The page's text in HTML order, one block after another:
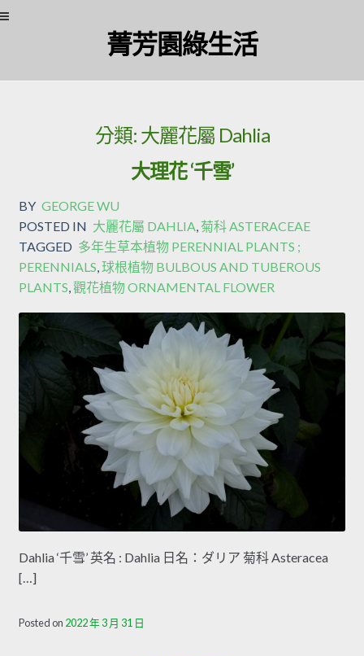
菁芳園綠生活
分類: 大麗花屬 Dahlia
大理花 ‘千雪’
BY GEORGE WU
POSTED IN 大麗花屬 DAHLIA, 菊科 ASTERACEAE
TAGGED 多年生草本植物 PERENNIAL PLANTS ;
PERENNIALS,球根植物 BULBOUS AND TUBEROUS
PLANTS,觀花植物 ORNAMENTAL FLOWER
Dahlia ‘千雪’ 英名 : Dahlia 日名：ダリア 菊科 Asteracea
[…]
Posted on 2022 年 3 月 31 日